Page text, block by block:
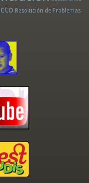
Resolución de Problemas